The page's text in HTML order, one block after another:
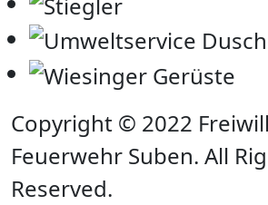
Copyright © 2022
Feuerwehr Suben. All
Reserved.